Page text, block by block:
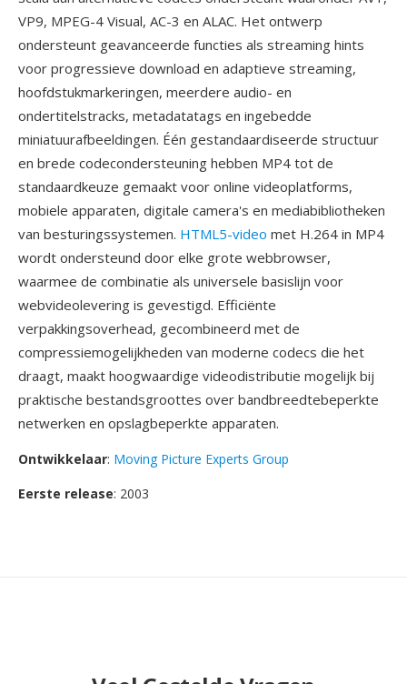
VP9, MPEG-4 Visual, AC-3 en ALAC. Het ontwerp
ondersteunt geavanceerde functies als streaming hints
voor progressieve download en adaptieve streaming,
hoofdstukmarkeringen, meerdere audio- en
ondertitelstracks, metadatatags en ingebedde
miniatuurafbeeldingen. Één gestandaardiseerde structuur
en brede codecondersteuning hebben MP4 tot de
standaardkeuze gemaakt voor online videoplatforms,
mobiele apparaten, digitale camera's en mediabibliotheken
van besturingssystemen. HTML5-video met H.264 in MP4
wordt ondersteund door elke grote webbrowser,
waarmee de combinatie als universele basislijn voor
webvideolevering is gevestigd. Efficiënte
verpakkingsoverhead, gecombineerd met de
compressiemogelijkheden van moderne codecs die het
draagt, maakt hoogwaardige videodistributie mogelijk bij
praktische bestandsgroottes over bandbreedtebeperkte
netwerken en opslagbeperkte apparaten.
Ontwikkelaar: Moving Picture Experts Group
Eerste release: 2003